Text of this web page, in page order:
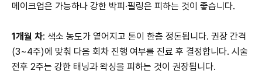
메이크업은 가능하나 강한 박피·필링은 피하는 것이 좋습니다.
1개월 차: 색소 농도가 옅어지고 톤이 한층 정돈됩니다. 권장 간격
(3~4주)에 맞춰 다음 회차 진행 여부를 진료 후 결정합니다. 시술
전후 2주는 강한 태닝과 왁싱을 피하는 것이 권장됩니다.